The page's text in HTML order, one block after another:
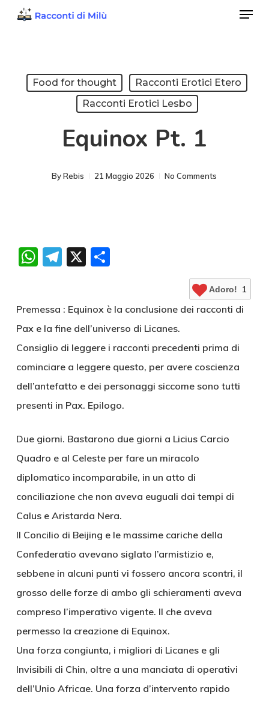
Menu
Food for thought
Racconti Erotici Etero
Racconti Erotici Lesbo
Equinox Pt. 1
By Rebis 21 Maggio 2026 No Comments
WhatsApp
Telegram
X Condividi
Adoro! 1
Premessa : Equinox è la conclusione dei racconti di
Pax e la fine dell’universo di Licanes.
Consiglio di leggere i racconti precedenti prima di
cominciare a leggere questo, per avere coscienza
dell’antefatto e dei personaggi siccome sono tutti
presenti in Pax. Epilogo.
Due giorni. Bastarono due giorni a Licius Carcio
Quadro e al Celeste per fare un miracolo
diplomatico incomparabile, in un atto di
conciliazione che non aveva euguali dai tempi di
Calus e Aristarda Nera.
Il Concilio di Beijing e le massime cariche della
Confederatio avevano siglato l’armistizio e,
sebbene in alcuni punti vi fossero ancora scontri, il
grosso delle forze di ambo gli schieramenti aveva
compreso l’imperativo vigente. Il che aveva
permesso la creazione di Equinox.
Una forza congiunta, i migliori di Licanes e gli
Invisibili di Chin, oltre a una manciata di operativi
dell’Unio Africae. Una forza d’intervento rapido